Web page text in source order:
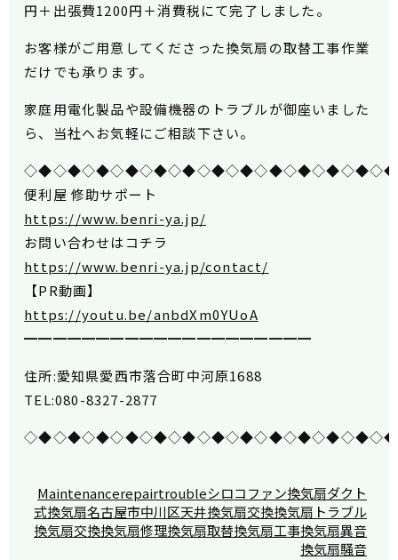
円＋出張費1200円＋消費税にて完了しました。
お客様がご用意してくださった換気扇の取替工事作業
だけでも承ります。
家庭用電化製品や設備機器のトラブルが御座いました
ら、当社へお気軽にご相談下さい。
便利屋 修助サポート
https://www.benri-ya.jp/
お問い合わせはコチラ
https://www.benri-ya.jp/contact/
【PR動画】
https://youtu.be/anbdXm0YUoA
━━━━━━━━━━━━━━━━━━━━
住所:愛知県愛西市落合町中河原1688
TEL:080-8327-2877
Maintenancerepairtroubleシロコファン換気扇ダクト
式換気扇名古屋市中川区天井換気扇交換換気扇トラブル
換気扇交換換気扇修理換気扇取替換気扇工事換気扇異音
換気扇騒音